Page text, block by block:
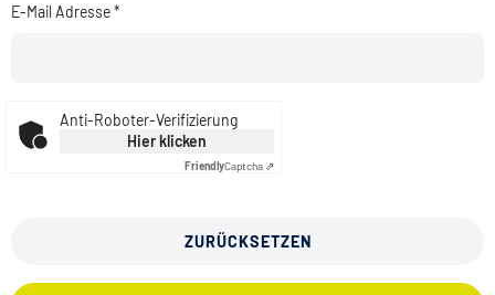
E-Mail Adresse *
Anti-Roboter-Verifizierung
Hier klicken
FriendlyCaptcha ⇗
ZURÜCKSETZEN